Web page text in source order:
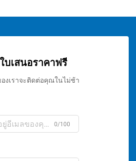
บเสนอราคาฟรี
งเราจะติดต่อคุณในไม่ช้า
0/100